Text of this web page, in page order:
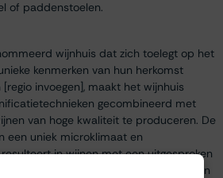
of paddenstoelen.
wijnhuis dat zich toelegt op het
kenmerken van hun herkomst
invoegen], maakt het wijnhuis
gecombineerd met
van hoge kwaliteit te produceren. De
een uniek microklimaat en
in wijnen met een uitgesproken
voor Foglio Cinquanta 2021 worden